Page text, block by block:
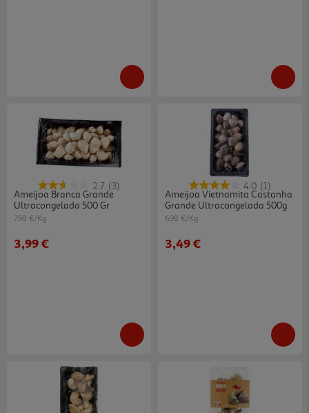
2.7 (3)
Ameijoa Branca Grande
Ultracongelada 500 Gr
7.98 €/Kg
3,99 €
4.0 (1)
Ameijoa Vietnamita Castanha
Grande Ultracongelada 500g
6.98 €/Kg
3,49 €